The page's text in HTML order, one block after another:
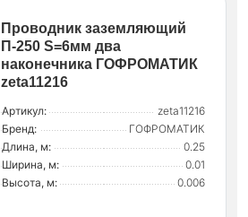
Проводник заземляющий
П-250 S=6мм два
наконечника ГОФРОМАТИК
zeta11216
Артикул:
zeta11216
Бренд:
ГОФРОМАТИК
Длина, м:
0.25
Ширина, м:
0.01
Высота, м:
0.006